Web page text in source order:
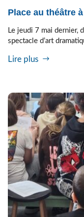
Place au théâtre
Le jeudi 7 mai dernier,
spectacle d’art
Lire plus